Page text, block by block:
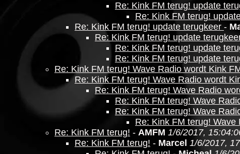
Re: Kink FM terug! update
Re: Kink FM terug!
Re: Kink FM terug! update terugkeer -
Re: Kink FM terug! update
Re: Kink FM terug! update
Re: Kink FM terug! update
Re: Kink FM terug! Wave Radio wordt Kink
Re: Kink FM terug! Wave Radio wordt
Re: Kink FM terug! Wave Radio
Re: Kink FM terug! Wave
Re: Kink FM terug! Wave
Re: Kink FM terug! Wave
Re: Kink FM terug! - AMFM 1/6/2017,
Re: Kink FM terug! - Marcel 1/6/2017,